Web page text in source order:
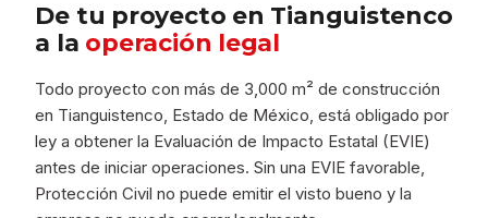
De tu proyecto en Tianguistenco
a la operación legal
Todo proyecto con más de 3,000 m² de construcción
en Tianguistenco, Estado de México, está obligado por
ley a obtener la Evaluación de Impacto Estatal (EVIE)
antes de iniciar operaciones. Sin una EVIE favorable,
Protección Civil no puede emitir el visto bueno y la